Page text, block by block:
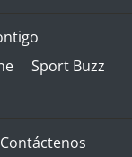
Sport Buzz
Contáctenos